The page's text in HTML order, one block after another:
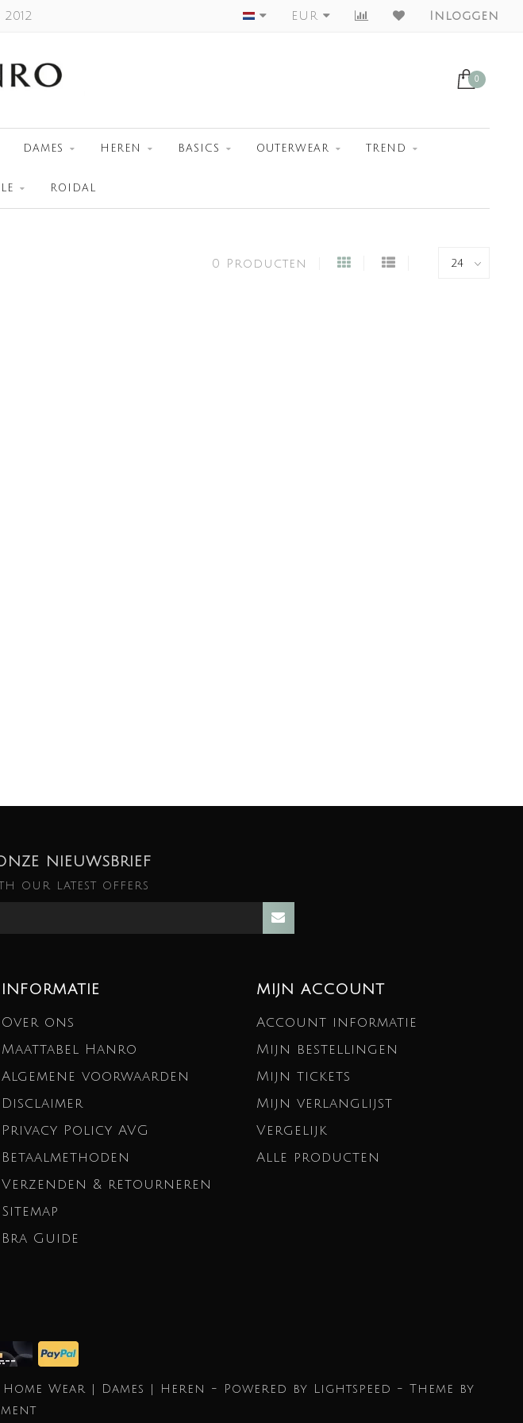
Worldwide Shipment
EUR Inloggen
0
DAMES HEREN BASICS OUTERWEAR TREND
ROIDAL
0 Producten
NIEUWSBRIEF
our latest offers
INFORMATIE
Over ons
Maattabel Hanro
Algemene voorwaarden
Disclaimer
Privacy Policy AVG
Betaalmethoden
Verzenden & retourneren
Sitemap
Bra Guide
MIJN ACCOUNT
Account informatie
Mijn bestellingen
Mijn tickets
Mijn verlanglijst
Vergelijk
Alle producten
Wear | Dames | Heren - Powered by Lightspeed - Theme by